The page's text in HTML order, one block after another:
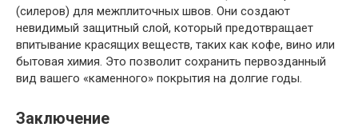
(силеров) для межплиточных швов. Они создают
невидимый защитный слой, который предотвращает
впитывание красящих веществ, таких как кофе, вино или
бытовая химия. Это позволит сохранить первозданный
вид вашего «каменного» покрытия на долгие годы.
Заключение